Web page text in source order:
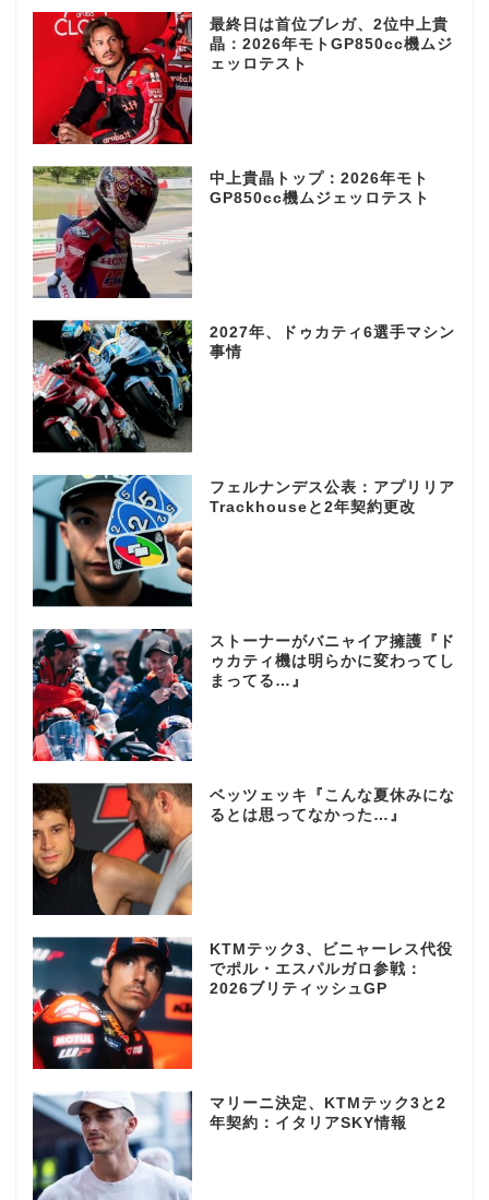
最終日は首位ブレガ、2位中上貴
晶：2026年モトGP850cc機ムジ
ェッロテスト
中上貴晶トップ：2026年モト
GP850cc機ムジェッロテスト
2027年、ドゥカティ6選手マシン
事情
フェルナンデス公表：アプリリア
Trackhouseと2年契約更改
ストーナーがバニャイア擁護『ド
ゥカティ機は明らかに変わってし
まってる…』
ベッツェッキ『こんな夏休みにな
るとは思ってなかった…』
KTMテック3、ビニャーレス代役
でポル・エスパルガロ参戦：
2026ブリティッシュGP
マリーニ決定、KTMテック3と2
年契約：イタリアSKY情報